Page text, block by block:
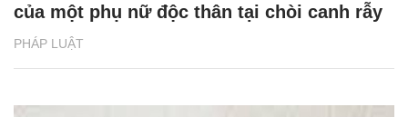
PHÁP LUẬT
của một phụ nữ độc thân tại chòi canh rẫy